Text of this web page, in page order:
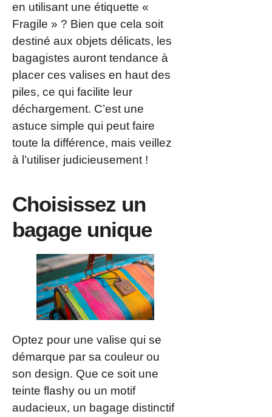
en utilisant une étiquette «
Fragile » ? Bien que cela soit
destiné aux objets délicats, les
bagagistes auront tendance à
placer ces valises en haut des
piles, ce qui facilite leur
déchargement. C’est une
astuce simple qui peut faire
toute la différence, mais veillez
à l’utiliser judicieusement !
Choisissez un
bagage unique
Optez pour une valise qui se
démarque par sa couleur ou
son design. Que ce soit une
teinte flashy ou un motif
audacieux, un bagage distinctif